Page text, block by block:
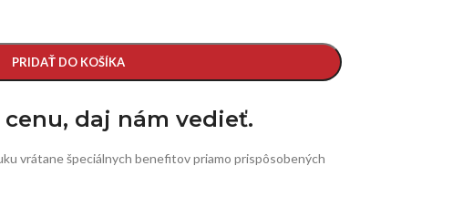
PRIDAŤ DO KOŠÍKA
daj nám vedieť.
vrátane špeciálnych benefitov priamo prispôsobených